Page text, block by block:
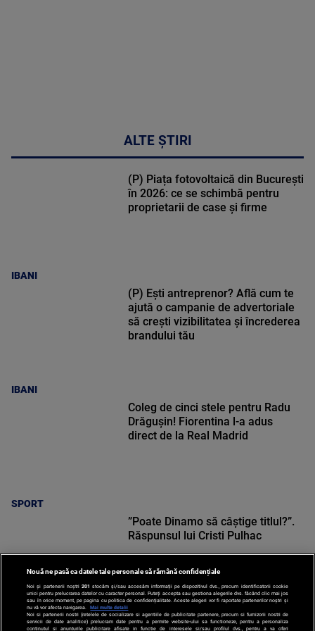
ALTE ȘTIRI
IBANI
(P) Piața fotovoltaică din București
în 2026: ce se schimbă pentru
proprietarii de case și firme
IBANI
(P) Ești antreprenor? Află cum te
ajută o campanie de advertoriale
să crești vizibilitatea și încrederea
brandului tău
SPORT
Coleg de cinci stele pentru Radu
Drăgușin! Fiorentina l-a adus
direct de la Real Madrid
SPORT
”Poate Dinamo să câștige titlul?”.
Răspunsul lui Cristi Pulhac
Nouă ne pasă ca datele tale personale să rămână confidențiale
Noi și partenerii noștri 201 stocăm și/sau accesăm informații pe dispozitivul dvs., precum identificatorii cookie
unici pentru prelucrarea datelor cu caracter personal. Puteți accepta sau gestiona alegerile dvs. făcând clic mai jos
sau în orice moment, pe pagina cu politica de confidențialitate. Aceste alegeri vor fi raportate partenerilor noștri și
nu vă vor afecta navigarea.
Mai multe detalii
Noi si partenerii nostri (retelele de socializare si agentiile de publicitate partenere, precum si furnizorii nostri de
servicii de date analitice) prelucram date pentru a permite website-ului sa functioneze, pentru a personaliza
continutul si anunturile publicitare afisate in functie de interesele si/sau profilul dvs., pentru a va oferi